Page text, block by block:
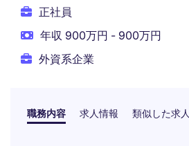
正社員
年収 900万円 - 900万円
外資系企業
職務内容 求人情報 類似した求人